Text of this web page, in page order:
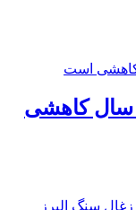
سال کاهشی